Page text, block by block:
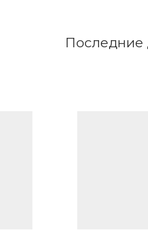
Последние